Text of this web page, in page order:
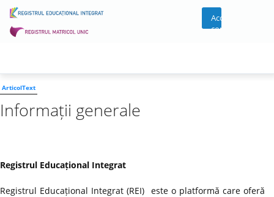
Acces
cont
ArticolText
Informații generale
Registrul Educațional Integrat
Registrul Educațional Integrat (REI) este o platformă care oferă